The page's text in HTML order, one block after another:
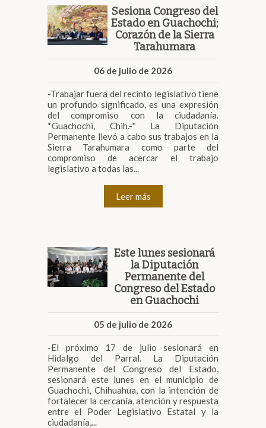
Sesiona Congreso del
Estado en Guachochi;
Corazón de la Sierra
Tarahumara
06 de julio de 2026
-Trabajar fuera del recinto legislativo tiene
un profundo significado, es una expresión
del compromiso con la ciudadanía.
*Guachochi, Chih.-* La Diputación
Permanente llevó a cabo sus trabajos en la
Sierra Tarahumara como parte del
compromiso de acercar el trabajo
legislativo a todas las...
Leer más
Este lunes sesionará
la Diputación
Permanente del
Congreso del Estado
en Guachochi
05 de julio de 2026
-El próximo 17 de julio sesionará en
Hidalgo del Parral. La Diputación
Permanente del Congreso del Estado,
sesionará este lunes en el municipio de
Guachochi, Chihuahua, con la intención de
fortalecer la cercanía, atención y respuesta
entre el Poder Legislativo Estatal y la
ciudadanía,...